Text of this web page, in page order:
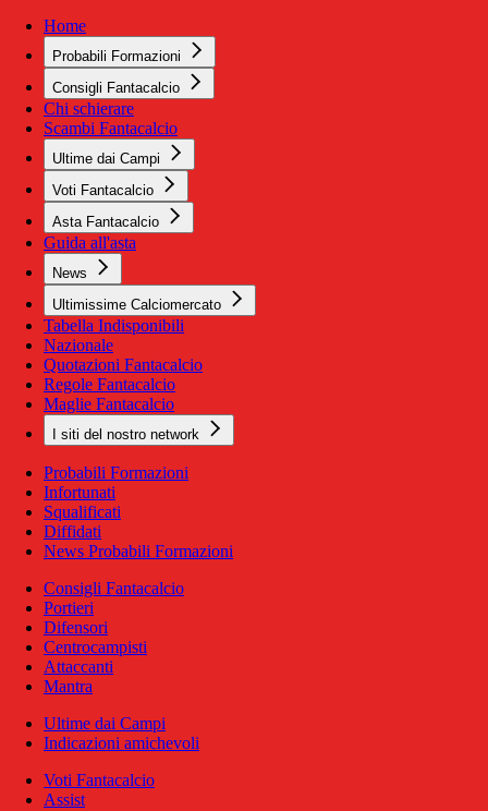
Home
Probabili Formazioni
Consigli Fantacalcio
Chi schierare
Scambi Fantacalcio
Ultime dai Campi
Voti Fantacalcio
Asta Fantacalcio
Guida all'asta
News
Ultimissime Calciomercato
Tabella Indisponibili
Nazionale
Quotazioni Fantacalcio
Regole Fantacalcio
Maglie Fantacalcio
I siti del nostro network
Probabili Formazioni
Infortunati
Squalificati
Diffidati
News Probabili Formazioni
Consigli Fantacalcio
Portieri
Difensori
Centrocampisti
Attaccanti
Mantra
Ultime dai Campi
Indicazioni amichevoli
Voti Fantacalcio
Assist